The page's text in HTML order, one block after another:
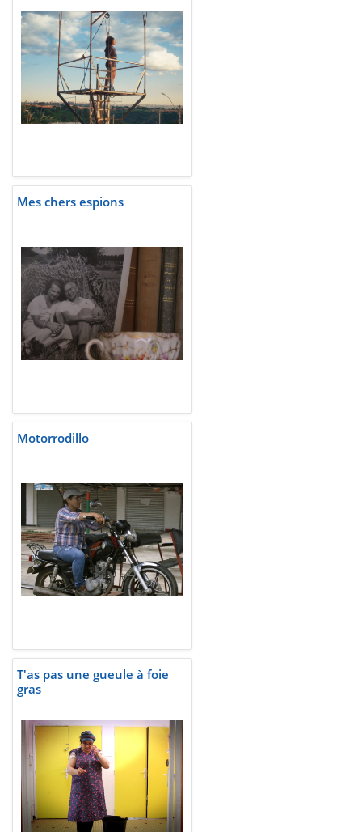
Mes chers espions
Motorrodillo
T'as pas une gueule à foie
gras